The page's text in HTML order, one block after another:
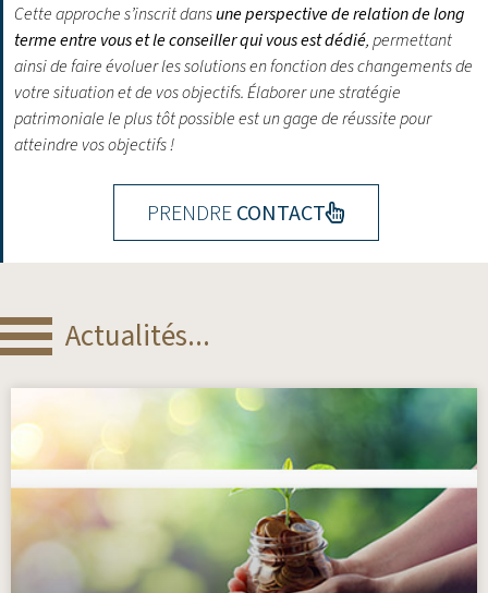
Cette approche s’inscrit dansune perspective de relation de long
terme entre vous et le conseiller qui vous est dédié, permettant
ainsi de faire évoluer les solutions en fonction des changements de
votre situation et de vos objectifs.Élaborer une stratégie
patrimoniale le plus tôt possible est un gage de réussite pour
atteindre vos objectifs !
PRENDRE CONTACT
Actualités...